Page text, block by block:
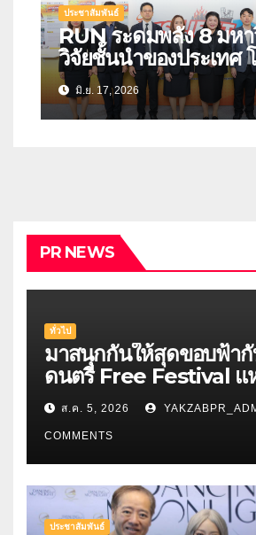
ประชาสัมพันธ์
RUN ระดมพลัง 8 มห
วิจัยชั้นนำของประเทศ
นวัตกรรมรับมือภัยพิบัติ
“ประเทศไทยที่พร้อมรั
งานมหกรรมงานวิจัยแ
มิ.ย. 17, 2026
PR NEWS
ทั่วไป
มาสนุกกันให้สุดขอบฟ้ากั
ดนตรี Free Festival แ
ส.ค. 5, 2026
COMMENTS
ประชาสัมพันธ์